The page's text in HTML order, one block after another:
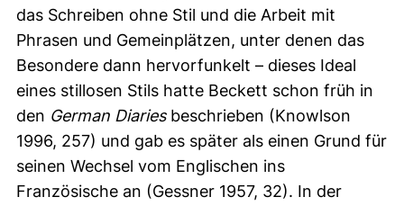
das Schreiben ohne Stil und die Arbeit mit
Phrasen und Gemeinplätzen, unter denen das
Besondere dann hervorfunkelt – dieses Ideal
eines stillosen Stils hatte Beckett schon früh in
den German Diariesbeschrieben (Knowlson
1996, 257) und gab es später als einen Grund für
seinen Wechsel vom Englischen ins
Französische an (Gessner 1957, 32). In der